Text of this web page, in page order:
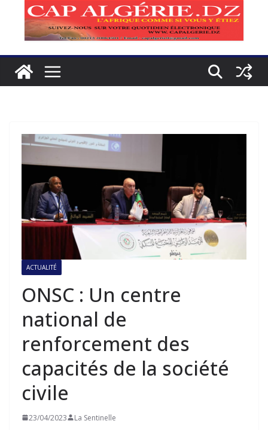
ACTUALITÉ
ONSC : Un centre
national de
renforcement des
capacités de la société
civile
23/04/2023 La Sentinelle